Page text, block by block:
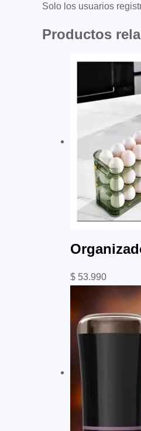
Solo los usuarios
Productos
$ 53.990